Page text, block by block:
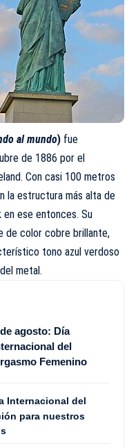
al mundo) fue
de 1886 por el
Con casi 100 metros
la estructura más alta de
en ese entonces. Su
de color cobre brillante,
tono azul verdoso
metal.
agosto: Día
del
Femenino
Internacional del
para nuestros